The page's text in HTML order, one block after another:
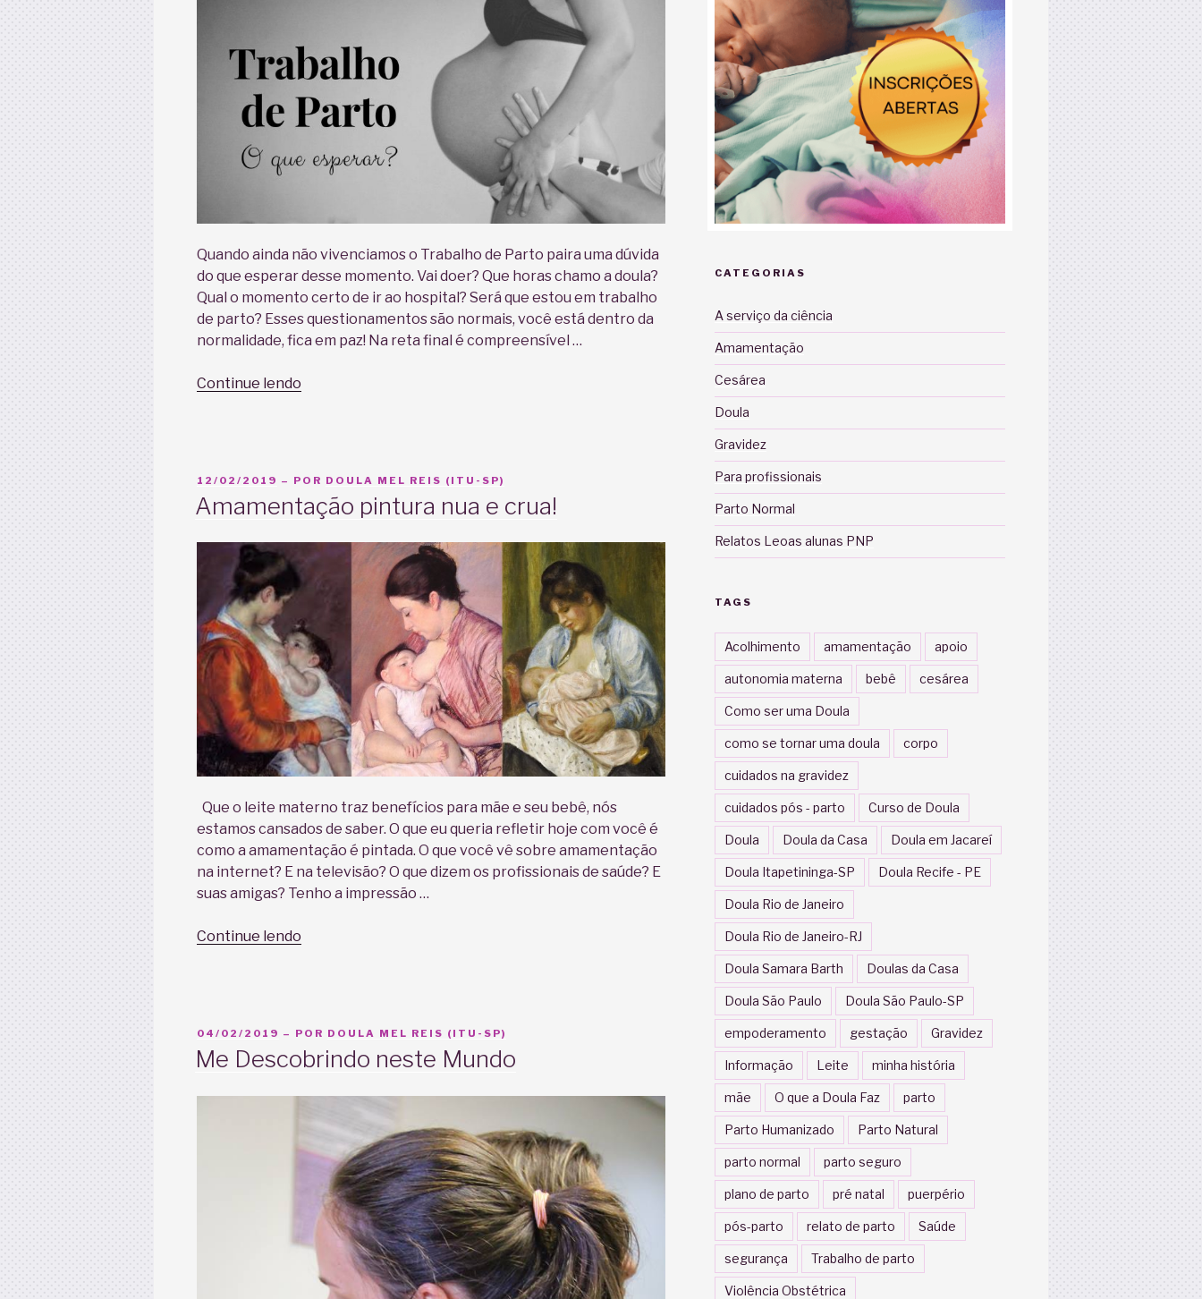
Quando ainda não vivenciamos o Trabalho de Parto paira uma dúvida
do que esperar desse momento. Vai doer? Que horas chamo a doula?
Qual o momento certo de ir ao hospital? Será que estou em trabalho
de parto? Esses questionamentos são normais, você está dentro da
normalidade, fica em paz! Na reta final é compreensível …
Continue lendo
esperar?”
PUBLICADO
12/02/2019 – POR DOULA MEL REIS (ITU-SP)
Amamentação pintura nua e crua!
Que o leite materno traz benefícios para mãe e seu bebê, nós
estamos cansados de saber. O que eu queria refletir hoje com você é
como a amamentação é pintada. O que você vê sobre amamentação
na internet? E na televisão? O que dizem os profissionais de saúde? E
suas amigas? Tenho a impressão …
Continue lendo
PUBLICADO
04/02/2019 – POR DOULA MEL REIS (ITU-SP)
Me Descobrindo neste Mundo
CATEGORIAS
A serviço da ciência
Amamentação
Cesárea
Doula
Gravidez
Para profissionais
Parto Normal
Relatos Leoas alunas PNP
TAGS
Acolhimento amamentação apoio
autonomia materna bebê cesárea
Como ser uma Doula
como se tornar uma doula corpo
cuidados na gravidez
cuidados pós - parto Curso de Doula
Doula Doula da Casa Doula em Jacareí
Doula Itapetininga-SP Doula Recife - PE
Doula Rio de Janeiro
Doula Rio de Janeiro-RJ
Doula Samara Barth Doulas da Casa
Doula São Paulo Doula São Paulo-SP
empoderamento gestação Gravidez
Informação Leite minha história
mãe O que a Doula Faz parto
Parto Humanizado Parto Natural
parto normal parto seguro
plano de parto pré natal puerpério
pós-parto relato de parto Saúde
segurança Trabalho de parto
Violência Obstétrica